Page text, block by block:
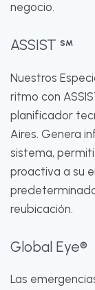
negocio.
ASSIST SM
Nuestros
ritmo con
planificador
Aires. Genera
sistema,
proactiva a su
reubicación.
Global Eye®
Las